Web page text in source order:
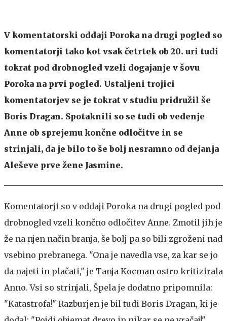
V komentatorski oddaji Poroka na drugi pogled so
komentatorji tako kot vsak četrtek ob 20. uri tudi
tokrat pod drobnogled vzeli dogajanje v šovu
Poroka na prvi pogled. Ustaljeni trojici
komentatorjev se je tokrat v studiu pridružil še
Boris Dragan. Spotaknili so se tudi ob vedenje
Anne ob sprejemu končne odločitve in se
strinjali, da je bilo to še bolj nesramno od dejanja
Aleševe prve žene Jasmine.
Komentatorji so v oddaji Poroka na drugi pogled pod
drobnogled vzeli končno odločitev Anne. Zmotil jih je
že na njen način branja, še bolj pa so bili zgroženi nad
vsebino prebranega. "Ona je navedla vse, za kar se jo
da najeti in plačati," je Tanja Kocman ostro kritizirala
Anno. Vsi so strinjali, Špela je dodatno pripomnila:
"Katastrofa!" Razburjen je bil tudi Boris Dragan, ki je